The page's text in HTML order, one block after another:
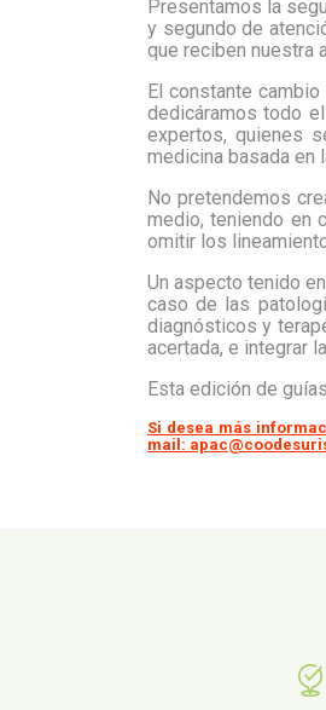
Presentamos la
y segundo de
que reciben nuestra
El constante
dedicáramos todo
expertos, quienes
medicina basada en
No pretendemos
medio, teniendo en
omitir los
Un aspecto tenido
caso de las
diagnósticos y
acertada, e integrar
Esta edición de
Si desea más
mail: